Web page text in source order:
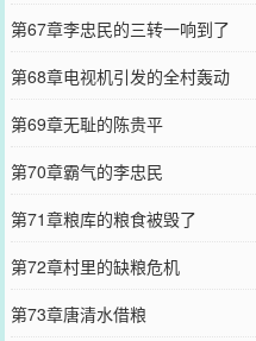
第67章李忠民的三转一响到了
第68章电视机引发的全村轰动
第69章无耻的陈贵平
第70章霸气的李忠民
第71章粮库的粮食被毁了
第72章村里的缺粮危机
第73章唐清水借粮